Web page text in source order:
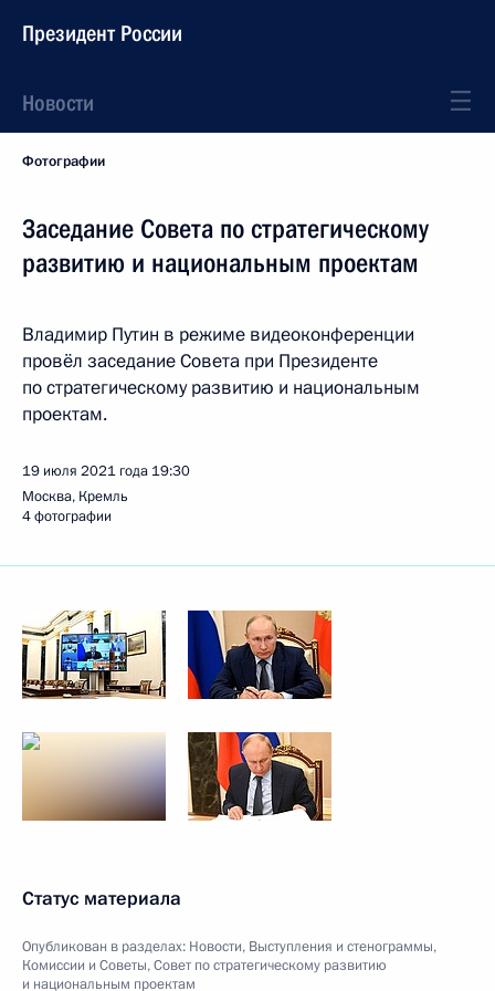
Президент России
Новости
Фотографии
Заседание Совета по стратегическому
развитию и национальным проектам
Владимир Путин в режиме видеоконференции
провёл заседание Совета при Президенте
по стратегическому развитию и национальным
проектам.
19 июля 2021 года 19:30
Москва, Кремль
4 фотографии
Статус материала
Опубликован в разделах: Новости, Выступления и стенограммы,
Комиссии и Советы,Совет по стратегическому развитию
и национальным проектам